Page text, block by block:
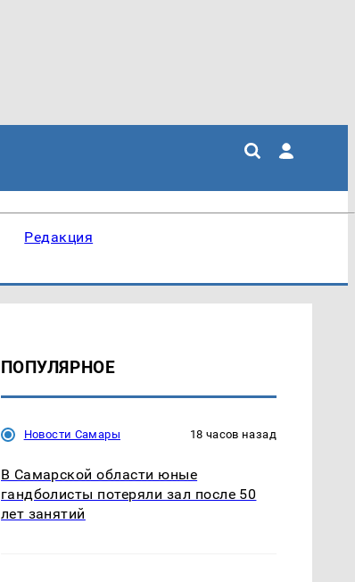
Редакция
ПОПУЛЯРНОЕ
Новости Самары 18 часов назад
В Самарской области юные
гандболисты потеряли зал после 50
лет занятий